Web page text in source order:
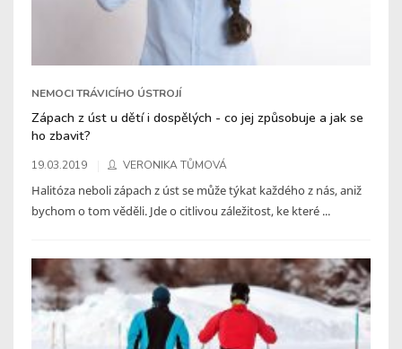
NEMOCI TRÁVICÍHO ÚSTROJÍ
Zápach z úst u dětí i dospělých - co jej způsobuje a jak se
ho zbavit?
19.03.2019 VERONIKA TŮMOVÁ
Halitóza neboli zápach z úst se může týkat každého z nás, aniž
bychom o tom věděli. Jde o citlivou záležitost, ke které ...